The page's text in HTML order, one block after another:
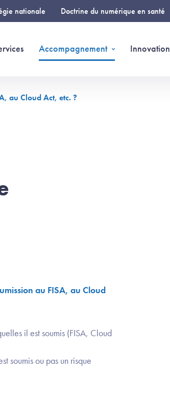
nationale Doctrine du numérique en santé
Accompagnement Innovation
au Cloud Act, etc. ?
au FISA, au Cloud
il est soumis (FISA, Cloud
soumis ou pas un risque